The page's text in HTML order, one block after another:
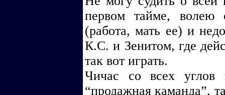
первом тайме, волею
(работа, мать ее) и
К.С. и Зенитом, где
так вот играть.
Чичас со всех углов
“продажная каманда”,